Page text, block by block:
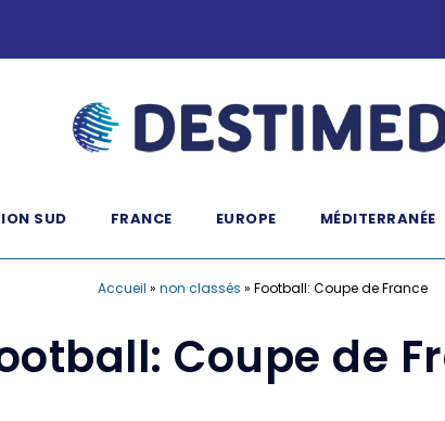
SUD FRANCE EUROPE MÉDITERRANÉE
Accueil » non classés » Football: Coupe de France
Coupe de